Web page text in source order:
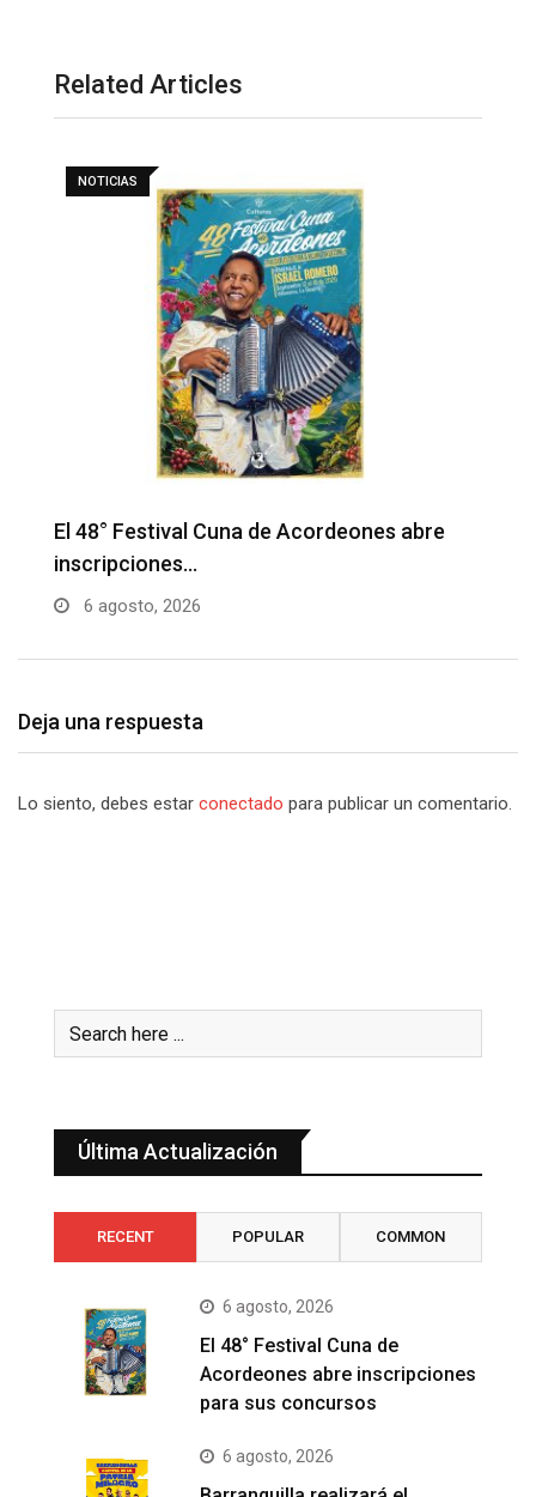
Related Articles
NOTICIAS
Barranquilla realizará el concierto ‘Capital
de la Patria…
6 agosto, 2026
Deja una respuesta
Lo siento, debes estar conectado para publicar un comentario.
Última Actualización
RECENT POPULAR COMMON
6 agosto, 2026
El 48° Festival Cuna de
Acordeones abre inscripciones
para sus concursos
6 agosto, 2026